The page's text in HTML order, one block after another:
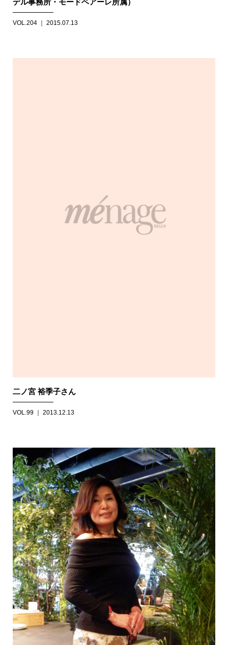
VOL.204 ｜ 2015.07.13
二ノ宮 裕季子さん
VOL.99 ｜ 2013.12.13